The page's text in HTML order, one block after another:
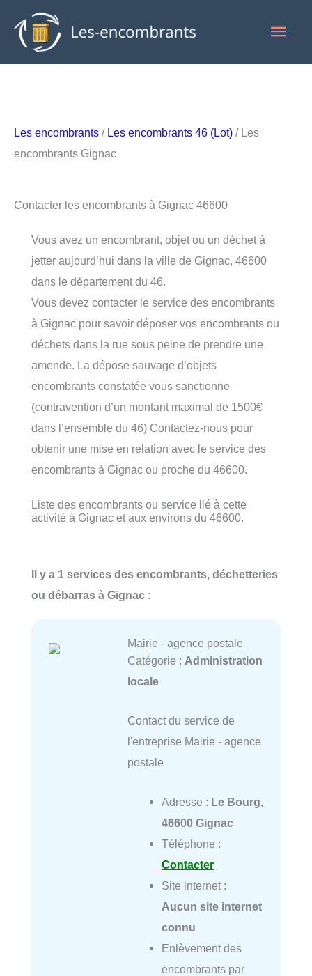
contenu
Les encombrants / Les encombrants 46 (Lot) / Les
encombrants Gignac
Contacter les encombrants à Gignac 46600
Vous avez un encombrant, objet ou un déchet à
jetter aujourd’hui dans la ville de Gignac, 46600
dans le département du 46.
Vous devez contacter le service des encombrants
à Gignac pour savoir déposer vos encombrants ou
déchets dans la rue sous peine de prendre une
amende. La dépose sauvage d’objets
encombrants constatée vous sanctionne
(contravention d’un montant maximal de 1500€
dans l’ensemble du 46) Contactez-nous pour
obtenir une mise en relation avec le service des
encombrants à Gignac ou proche du 46600.
Liste des encombrants ou service lié à cette
activité à Gignac et aux environs du 46600.
Il y a 1 services des encombrants, déchetteries
ou débarras à Gignac :
Mairie - agence postale
Catégorie : Administration
locale
Contact du service de
l'entreprise Mairie - agence
postale
Adresse : Le Bourg,
46600 Gignac
Téléphone :
Contacter
Site internet :
Aucun site internet
connu
Enlèvement des
encombrants par